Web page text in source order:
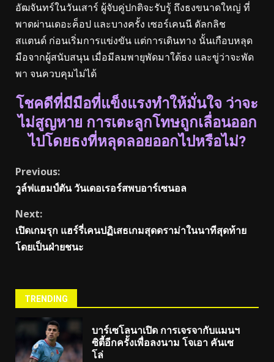
อัฒจันทร์ในวันเสาร์ ผู้จับคู่ปกติจะรับรู้ ถึงธงขนาดใหญ่ ที่
พาดผ่านเดอะค็อป และบางครั้ง เซอร์เคนนี ดัลกลิช
สแตนด์ ก่อนเริ่มการแข่งขัน แต่การเดินทาง นั้นเกือบหลุด
มือจากผู้สนับสนุน เมื่อมีลมพายุพัดมาใต้ธง และขู่ว่าจะพัด
พา จนควบคุมไม่ได้
โชคดีที่มีมือที่แข็งแรงทำให้มั่นใจ ว่าจะ
ไม่สูญหาย การเตะลูกโทษถูกเลื่อนออก
ไปโดยธงที่หลุดลอยออกไปหรือไม่?
Continue
Reading
Previous:
วูล์ฟแฮมป์ตัน วันเดอเรอร์สพบอาร์เซนอล
Next:
เปิดเกมรุก แฮร์รี่เคนปฏิเสธเกมสุดดราม่าในนาทีสุดท้าย
โดยเป็นฝ่ายชนะ
TRENDING
บาร์เซโลนาเปิด การเจรจากับแมนฯ
ซิตี้อีกครั้งเพื่อลงนาม โจเอา คันเซ
โล่